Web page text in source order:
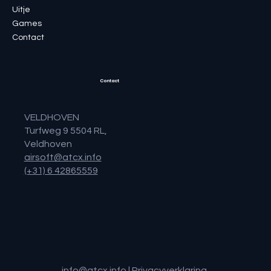
Uitje
Games
Contact
Contact
VELDHOVEN
Turfweg 9 5504 RL,
Veldhoven
airsoft@atcx.info
(+31) 6 42865559